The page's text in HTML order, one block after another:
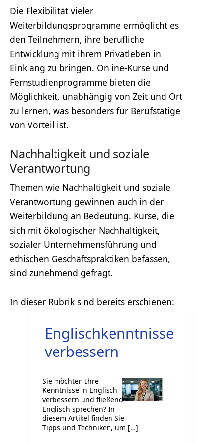
Die Flexibilität vieler
Weiterbildungsprogramme ermöglicht es
den Teilnehmern, ihre berufliche
Entwicklung mit ihrem Privatleben in
Einklang zu bringen. Online-Kurse und
Fernstudienprogramme bieten die
Möglichkeit, unabhängig von Zeit und Ort
zu lernen, was besonders für Berufstätige
von Vorteil ist.
Nachhaltigkeit und soziale
Verantwortung
Themen wie Nachhaltigkeit und soziale
Verantwortung gewinnen auch in der
Weiterbildung an Bedeutung. Kurse, die
sich mit ökologischer Nachhaltigkeit,
sozialer Unternehmensführung und
ethischen Geschäftspraktiken befassen,
sind zunehmend gefragt.
Englischkenntnisse
verbessern
Sie möchten Ihre
Kenntnisse in Englisch
verbessern und fließend
Englisch sprechen? In
diesem Artikel finden Sie
Tipps und Techniken, um […]